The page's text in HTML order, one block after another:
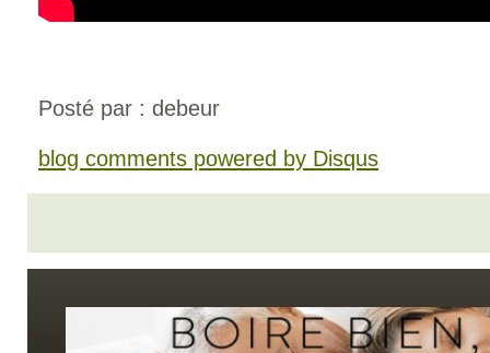
Posté par : debeur
blog comments powered by Disqus